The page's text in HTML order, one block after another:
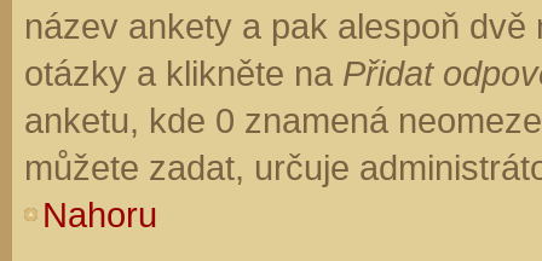
název ankety a pak alespoň
otázky a klikněte na Přidat
anketu, kde 0 znamená
můžete zadat, určuje
Nahoru